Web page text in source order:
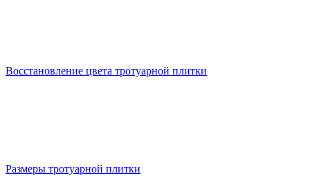
Восстановление цвета тротуарной плитки
Размеры тротуарной плитки